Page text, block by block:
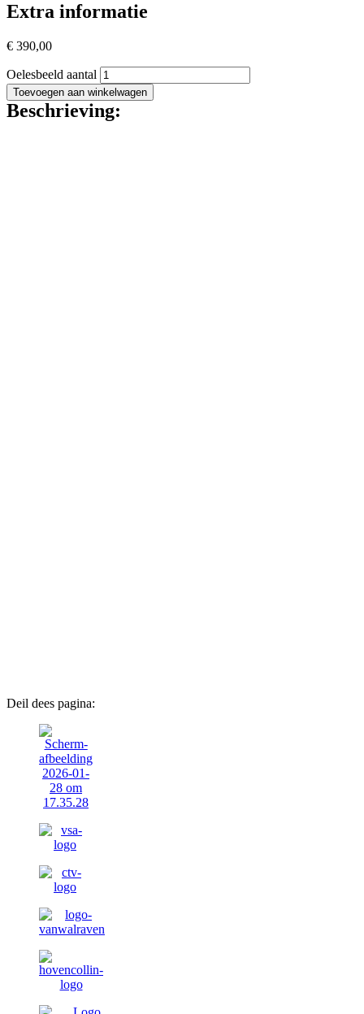
Extra informatie
€ 390,00
Oelesbeeld aantal
Toevoegen aan winkelwagen
Beschrieving:
Deil dees pagina: